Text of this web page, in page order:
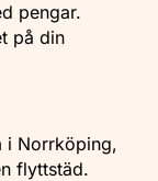
pengar.
på din
i Norrköping,
flyttstäd.